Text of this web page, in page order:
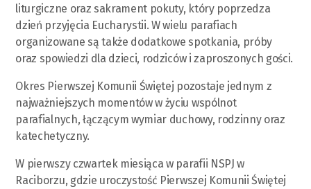
liturgiczne oraz sakrament pokuty, który poprzedza
dzień przyjęcia Eucharystii. W wielu parafiach
organizowane są także dodatkowe spotkania, próby
oraz spowiedzi dla dzieci, rodziców i zaproszonych gości.
Okres Pierwszej Komunii Świętej pozostaje jednym z
najważniejszych momentów w życiu wspólnot
parafialnych, łączącym wymiar duchowy, rodzinny oraz
katechetyczny.
W pierwszy czwartek miesiąca w parafii NSPJ w
Raciborzu, gdzie uroczystość Pierwszej Komunii Świętej